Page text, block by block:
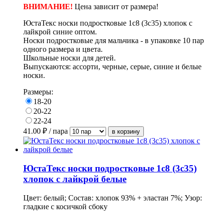
ВНИМАНИЕ! Цена зависит от размера!
ЮстаТекс носки подростковые 1с8 (3с35) хлопок с
лайкрой синие оптом.
Носки подростковые для мальчика - в упаковке 10 пар
одного размера и цвета.
Школьные носки для детей.
Выпускаются: ассорти, черные, серые, синие и белые
носки.
Размеры:
18-20
20-22
22-24
41.00 ₽ / пара
ЮстаТекс носки подростковые 1с8 (3с35)
хлопок с лайкрой белые
Цвет: белый; Состав: хлопок 93% + эластан 7%; Узор:
гладкие с косичкой сбоку